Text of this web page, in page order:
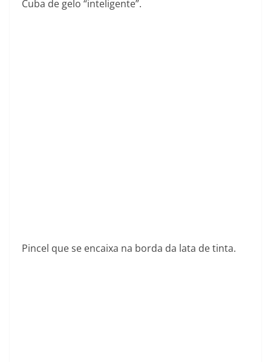
Cuba de gelo “inteligente”.
Pincel que se encaixa na borda da lata de tinta.